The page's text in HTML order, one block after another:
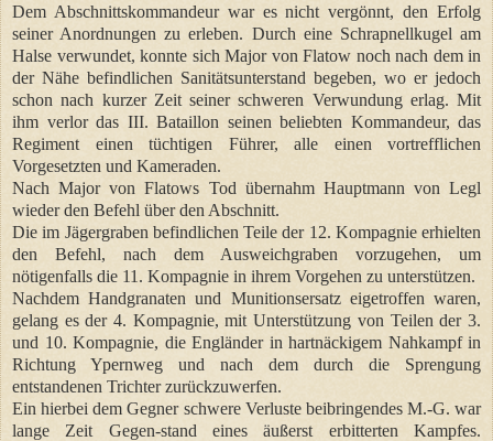
Dem Abschnittskommandeur war es nicht vergönnt, den Erfolg
seiner Anordnungen zu erleben. Durch eine Schrapnellkugel am
Halse verwundet, konnte sich Major von Flatow noch nach dem in
der Nähe befindlichen Sanitätsunterstand begeben, wo er jedoch
schon nach kurzer Zeit seiner schweren Verwundung erlag. Mit
ihm verlor das III. Bataillon seinen beliebten Kommandeur, das
Regiment einen tüchtigen Führer, alle einen vortrefflichen
Vorgesetzten und Kameraden.
Nach Major von Flatows Tod übernahm Hauptmann von Legl
wieder den Befehl über den Abschnitt.
Die im Jägergraben befindlichen Teile der 12. Kompagnie erhielten
den Befehl, nach dem Ausweichgraben vorzugehen, um
nötigenfalls die 11. Kompagnie in ihrem Vorgehen zu unterstützen.
Nachdem Handgranaten und Munitionsersatz eigetroffen waren,
gelang es der 4. Kompagnie, mit Unterstützung von Teilen der 3.
und 10. Kompagnie, die Engländer in hartnäckigem Nahkampf in
Richtung Ypernweg und nach dem durch die Sprengung
entstandenen Trichter zurückzuwerfen.
Ein hierbei dem Gegner schwere Verluste beibringendes M.-G. war
lange Zeit Gegen-stand eines äußerst erbitterten Kampfes.